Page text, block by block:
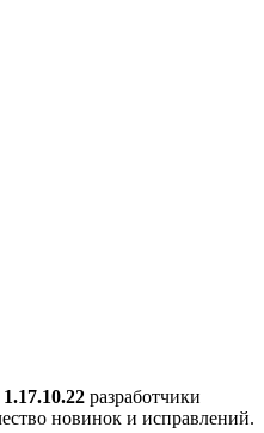
разработчики
новинок и исправлений.